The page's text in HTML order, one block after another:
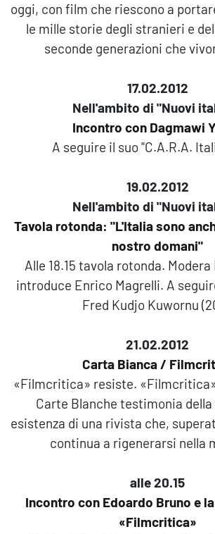
oggi, con film che riescono a
le mille storie degli stranieri e
seconde generazioni che
17.02.2012
Nell'ambito di "Nuovi
Incontro con Dagmawi
A seguire il suo "C.A.R.A.
19.02.2012
Nell'ambito di "Nuovi
Tavola rotonda: "L'Italia sono
nostro domani"
Alle 18.15 tavola rotonda.
introduce Enrico Magrelli. A
Fred Kudjo Kuwornu
21.02.2012
Carta Bianca /
«Filmcritica» resiste.
Carte Blanche testimonia
esistenza di una rivista che,
continua a rigenerarsi nella
alle 20.15
Incontro con Edoardo Bruno e
«Filmcritica»